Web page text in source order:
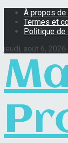
À propos de
Termes et
Politique de
jeudi, août 6, 2026